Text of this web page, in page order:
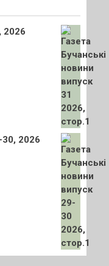
2026
30, 2026